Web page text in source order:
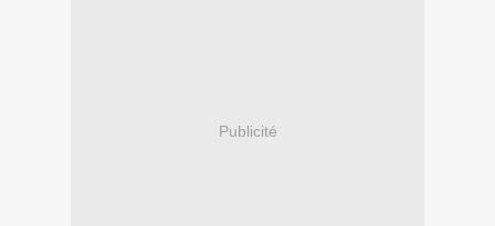
Publicité